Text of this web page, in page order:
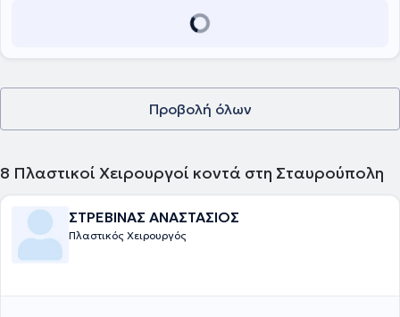
Προβολή όλων
8 Πλαστικοί Χειρουργοί κοντά στη Σταυρούπολη
ΣΤΡΕΒΙΝΑΣ ΑΝΑΣΤΑΣΙΟΣ
Πλαστικός Χειρουργός